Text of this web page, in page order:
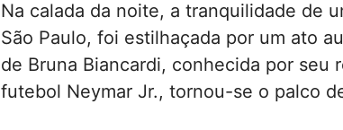
Na calada da noite, a tranquilidade de
São Paulo, foi estilhaçada por um ato
de Bruna Biancardi, conhecida por seu
futebol Neymar Jr., tornou-se o palco